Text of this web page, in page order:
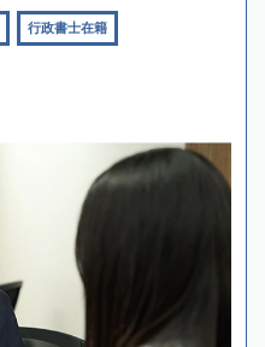
行政書士在籍